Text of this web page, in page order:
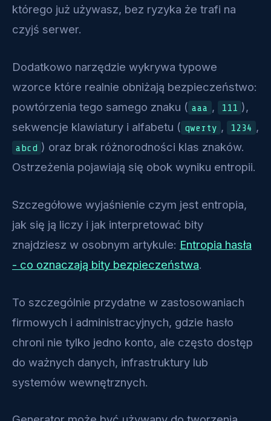
którego już używasz, bez ryzyka że trafi na
czyj­ś serwer.
Dodatkowo narzędzie wykrywa typowe
wzorce które realnie obniżają bezpieczeństwo:
powtórzenia tego samego znaku ( aaa , 111 ),
sekwencje klawiatury i alfabetu ( qwerty , 1234 ,
abcd ) oraz brak różnorodności klas znaków.
Ostrzeżenia pojawiają się obok wyniku entropii.
Szczegółowe wyjaśnienie czym jest entropia,
jak się ją liczy i jak interpretować bity
znajdziesz w osobnym artykule: Entropia hasła
- co oznaczają bity bezpieczeństwa.
To szczególnie przydatne w zastosowaniach
firmowych i administracyjnych, gdzie hasło
chroni nie tylko jedno konto, ale często dostęp
do ważnych danych, infrastruktury lub
systemów wewnętrznych.